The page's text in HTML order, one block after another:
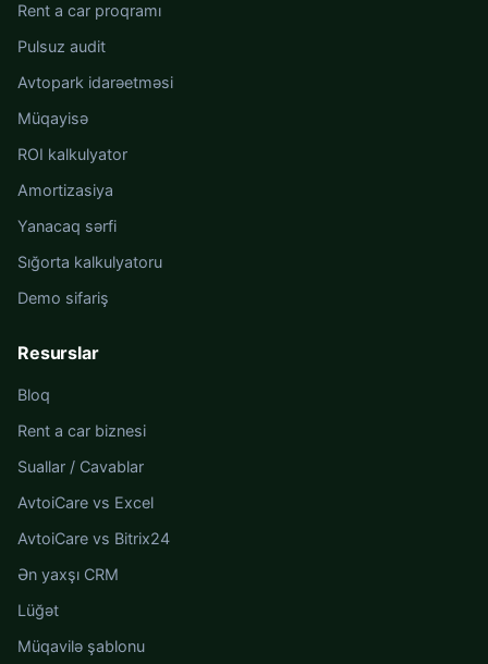
Rent a car proqramı
Pulsuz audit
Avtopark idarəetməsi
Müqayisə
ROI kalkulyator
Amortizasiya
Yanacaq sərfi
Sığorta kalkulyatoru
Demo sifariş
Resurslar
Bloq
Rent a car biznesi
Suallar / Cavablar
AvtoiCare vs Excel
AvtoiCare vs Bitrix24
Ən yaxşı CRM
Lüğət
Müqavilə şablonu